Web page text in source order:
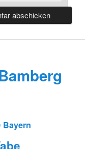
Bayern